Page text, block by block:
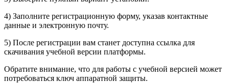
4) Заполните регистрационную форму, указав контактные
данные и электронную почту.
5) После регистрации вам станет доступна ссылка для
скачивания учебной версии платформы.
Обратите внимание, что для работы с учебной версией может
потребоваться ключ аппаратной защиты.